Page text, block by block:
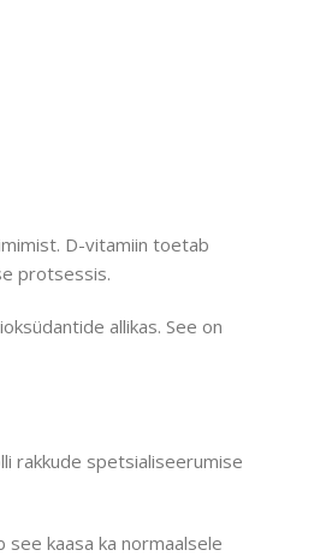
D-vitamiin toetab
protsessis.
allikas. See on
rakkude spetsialiseerumise
kaasa ka normaalsele